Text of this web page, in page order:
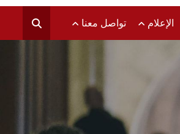
الإعلام تواصل معنا